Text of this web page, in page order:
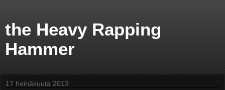
the Heavy Rapping
Hammer
17 heinäkuuta 2013